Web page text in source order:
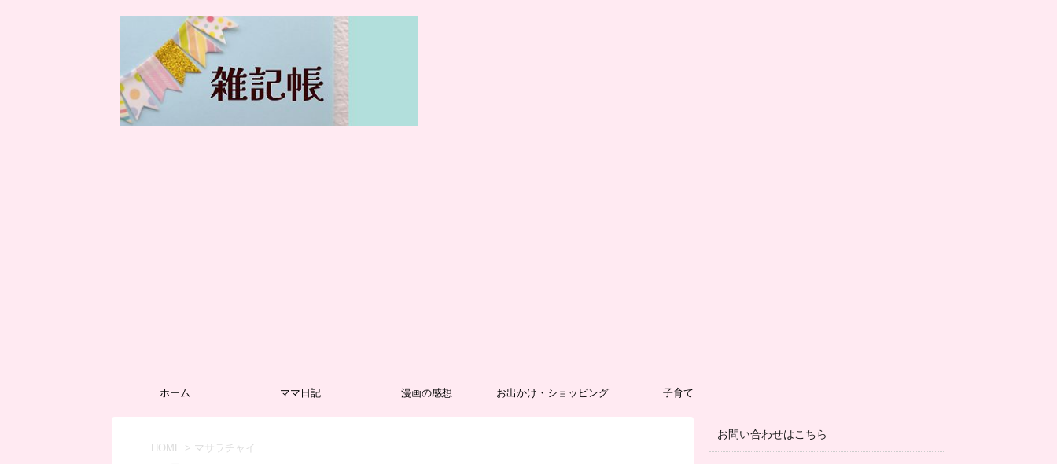
ホーム ママ日記 漫画の感想 お出かけ・ショッピング 子育て
HOME > マサラチャイ
お問い合わせはこちら